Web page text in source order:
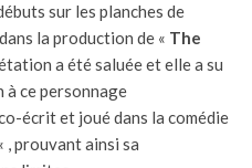
sur les planches de
la production de « The
a été saluée et elle a su
à ce personnage
écrit et joué dans la comédie
, prouvant ainsi sa